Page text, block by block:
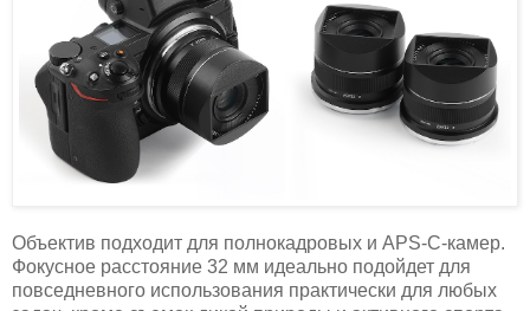
Объектив подходит для полнокадровых и APS-C-камер.
Фокусное расстояние 32 мм идеально подойдет для
повседневного использования практически для любых